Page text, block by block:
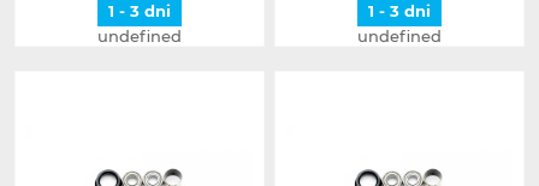
1 - 3 dni
undefined
1 - 3 dni
undefined